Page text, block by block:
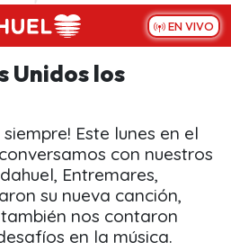
EN VIVO
Unidos los
Este lunes en el
con nuestros
Entremares,
su nueva canción,
nos contaron
en la música.